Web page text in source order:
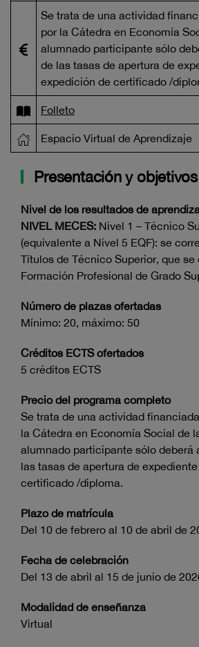
Se trata de una actividad
por la Cátedra en Economía
alumnado participante sólo
de las tasas de apertura de
expedición de certificado /
Folleto
Espacio Virtual de Aprendizaje
Presentación y objetivos
Nivel de los resultados de
NIVEL MECES: Nivel 1 – Técnico
(equivalente a Nivel 5 EQF): se
Títulos de Técnico Superior, que se
Formación Profesional de Grado
Número de plazas ofertadas
Mínimo: 20, máximo: 50
Créditos ECTS ofertados
5 créditos ECTS
Precio del programa completo
Se trata de una actividad
la Cátedra en Economía Social de
alumnado participante sólo deberá
las tasas de apertura de
certificado /diploma.
Plazo de matrícula
Del 10 de febrero al 10 de abril de
Fecha de celebración
Del 13 de abril al 15 de junio de
Modalidad de enseñanza
Virtual